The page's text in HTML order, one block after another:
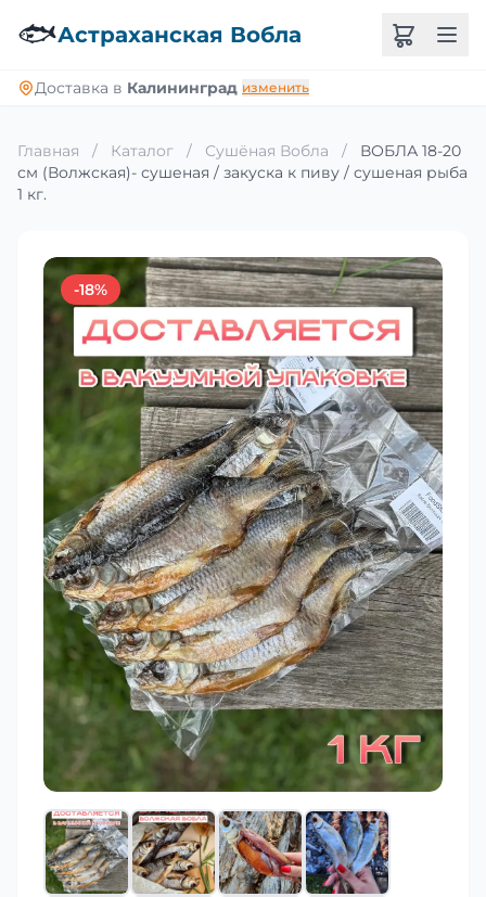
🐟Астраханская Вобла
Доставка в Калининград изменить
Главная / Каталог / Сушёная Вобла /
ВОБЛА 18-20
см (Волжская)- сушеная / закуска к пиву / сушеная рыба
1 кг.
-18%